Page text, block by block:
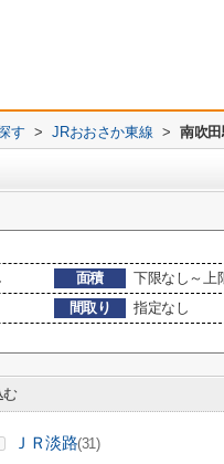
す > JRおおさか東線 > 南吹
面積 下限なし～上
間取り
指定なし
ＪＲ淡路(31)